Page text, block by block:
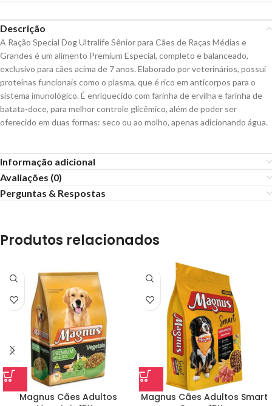
Descrição
A Ração Special Dog Ultralife Sênior para Cães de Raças Médias e
Grandes é um alimento Premium Especial, completo e balanceado,
exclusivo para cães acima de 7 anos. Elaborado por veterinários, possui
proteínas funcionais como o plasma, que é rico em anticorpos para o
sistema imunológico. É enriquecido com farinha de ervilha e farinha de
batata-doce, para melhor controle glicêmico, além de poder ser
oferecido em duas formas: seco ou ao molho, apenas adicionando água.
Informação adicional
Avaliações (0)
Perguntas & Respostas
Produtos relacionados
Magnus Cães Adultos
Magnus Cães Adultos Smart